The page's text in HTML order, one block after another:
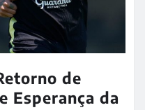
de
Esperança da